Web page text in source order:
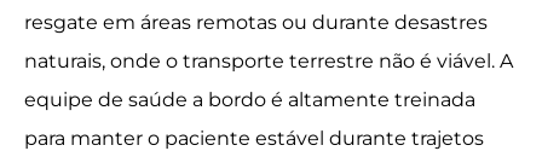
resgate em áreas remotas ou durante desastres
naturais, onde o transporte terrestre não é viável. A
equipe de saúde a bordo é altamente treinada
para manter o paciente estável durante trajetos